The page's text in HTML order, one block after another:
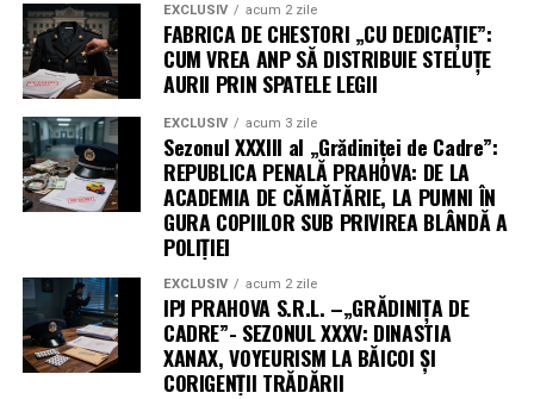
EXCLUSIV acum 2 zile
FABRICA DE CHESTORI „CU DEDICAȚIE”:
CUM VREA ANP SĂ DISTRIBUIE STELUȚE
AURII PRIN SPATELE LEGII
EXCLUSIV acum 3 zile
Sezonul XXXIII al „Grădiniței de Cadre”:
REPUBLICA PENALĂ PRAHOVA: DE LA
ACADEMIA DE CĂMĂTĂRIE, LA PUMNI ÎN
GURA COPIILOR SUB PRIVIREA BLÂNDĂ A
POLIȚIEI
EXCLUSIV acum 2 zile
IPJ PRAHOVA S.R.L. –„GRĂDINIȚA DE
CADRE”- SEZONUL XXXV: DINASTIA
XANAX, VOYEURISM LA BĂICOI ȘI
CORIGENȚII TRĂDĂRII